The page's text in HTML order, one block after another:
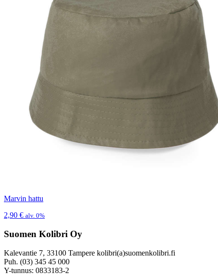
Marvin hattu
2,90 € alv. 0%
Suomen Kolibri Oy
Kalevantie 7, 33100 Tampere kolibri(a)suomenkolibri.fi
Puh. (03) 345 45 000
Y-tunnus: 0833183-2